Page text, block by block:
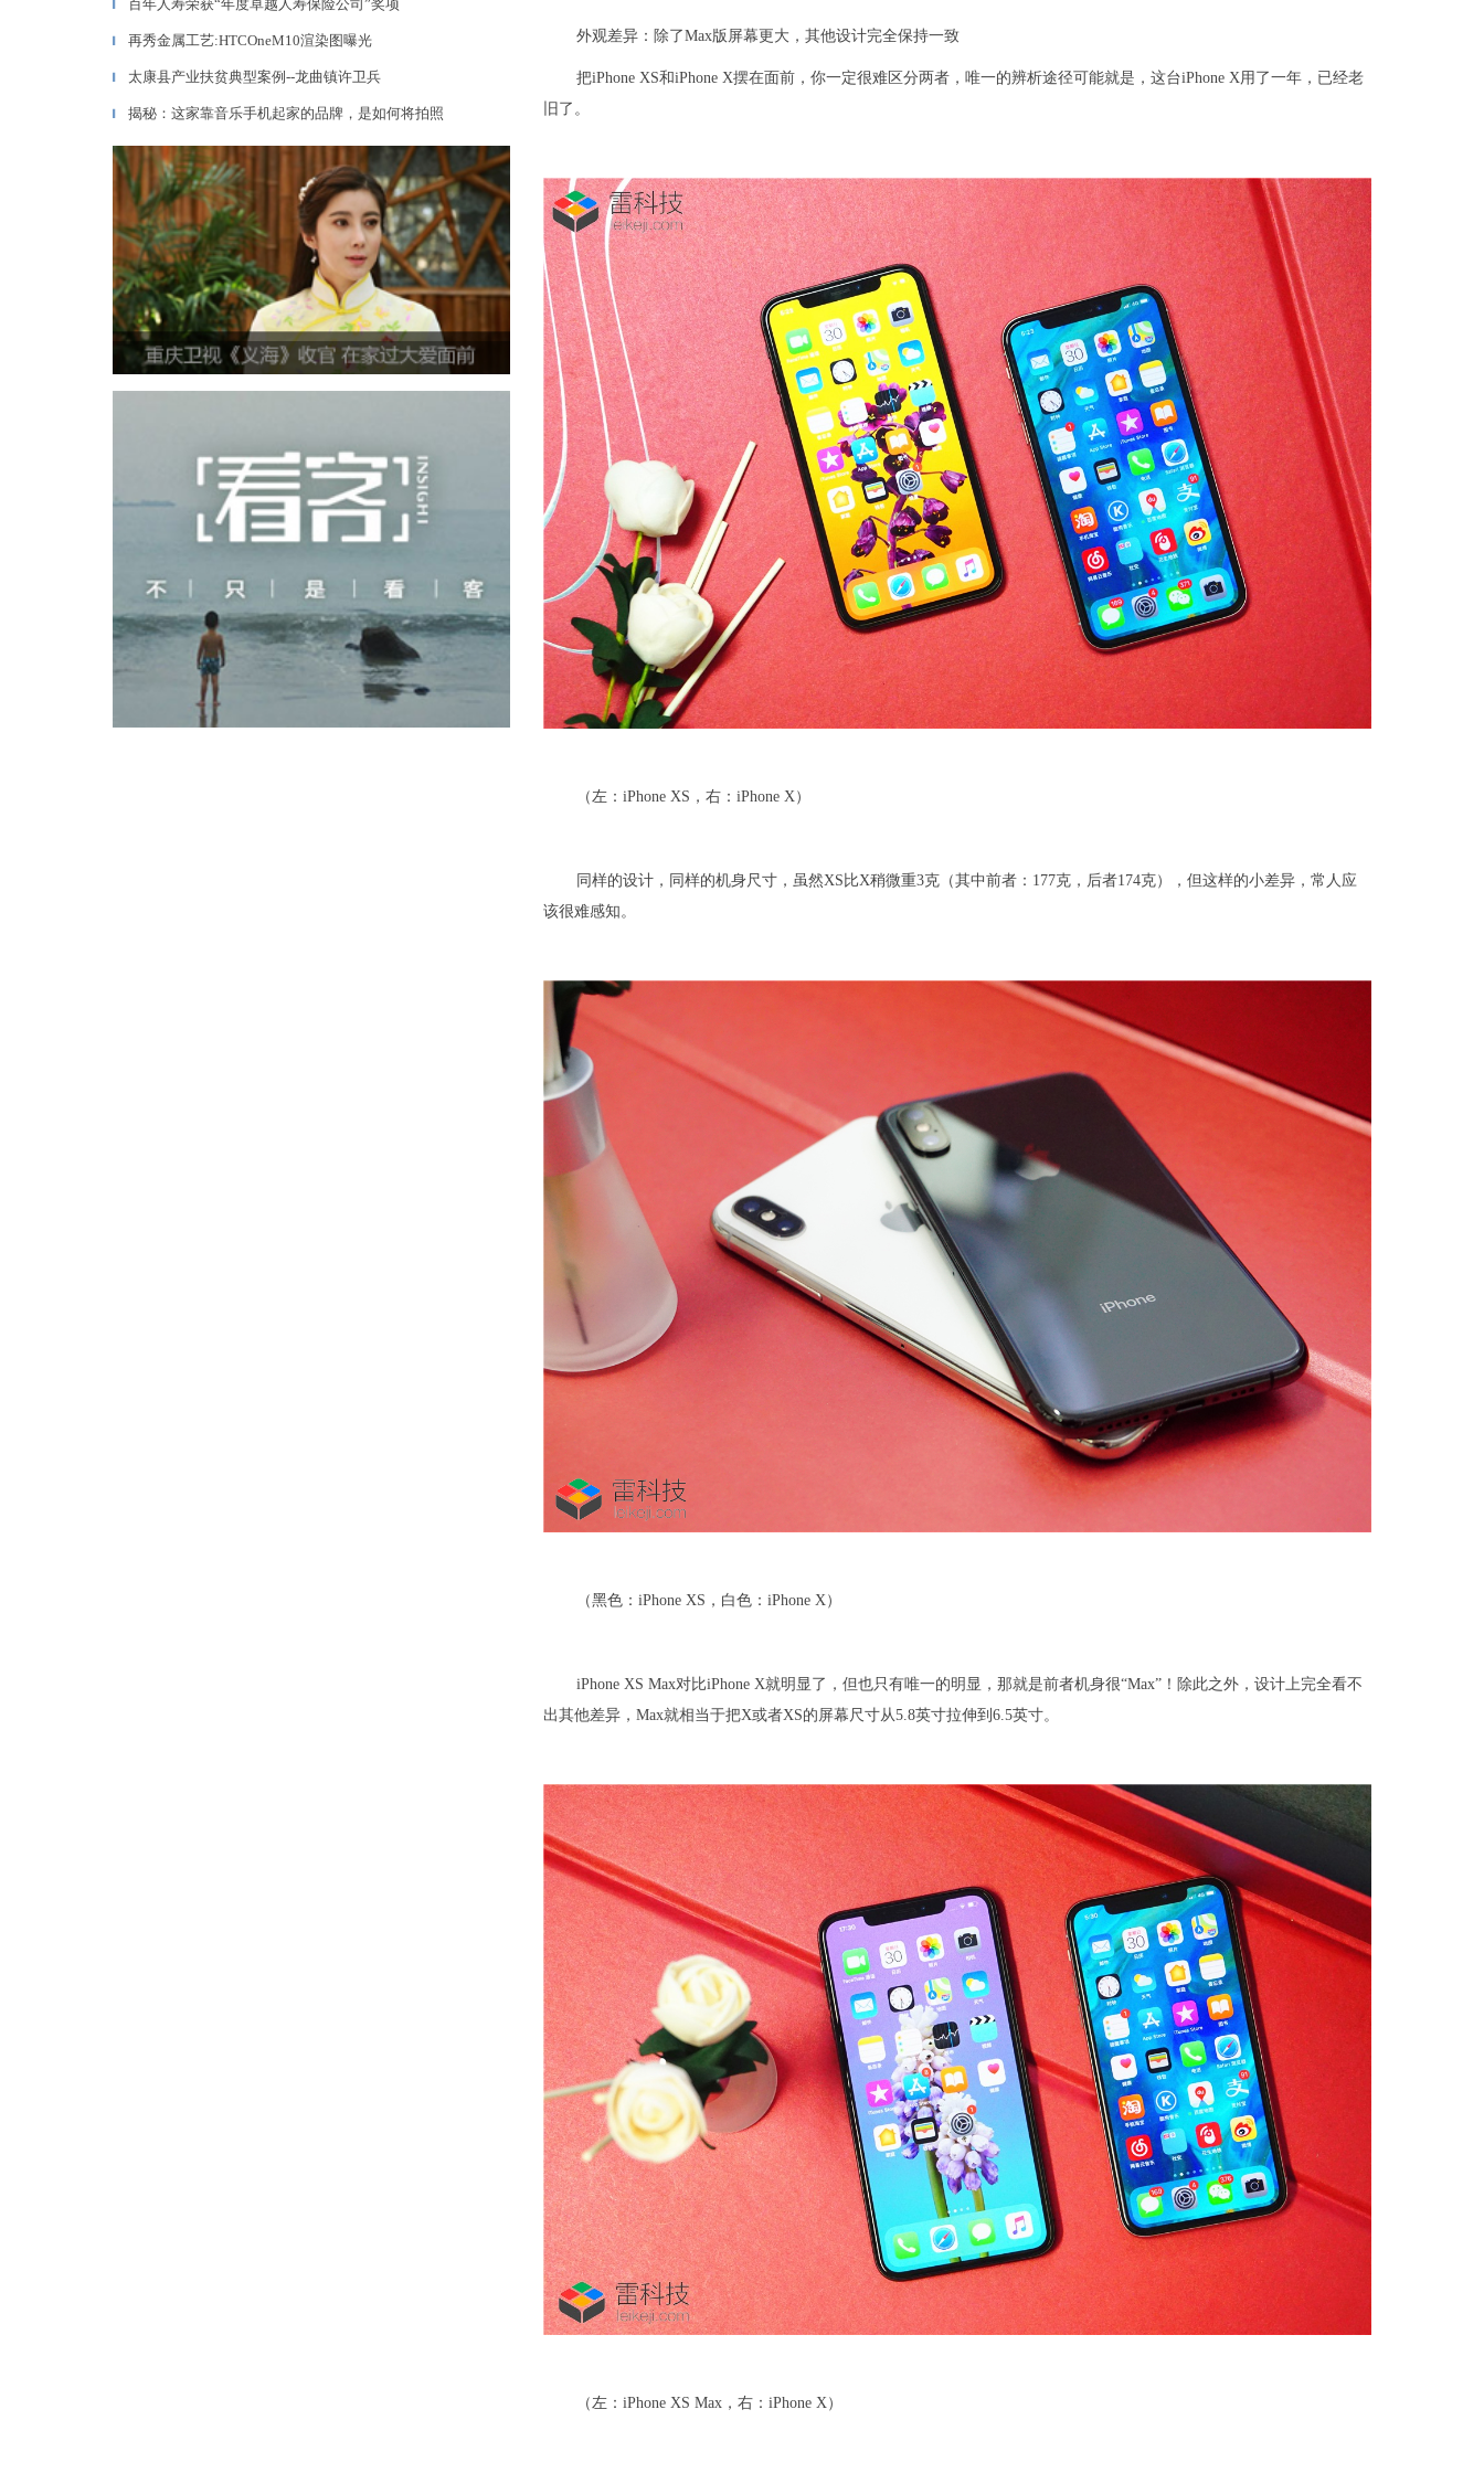
▎ 百年人寿荣获“年度卓越人寿保险公司”奖项
▎ 再秀金属工艺:HTCOneM10渲染图曝光
▎ 太康县产业扶贫典型案例--龙曲镇许卫兵
▎ 揭秘：这家靠音乐手机起家的品牌，是如何将拍照
外观差异：除了Max版屏幕更大，其他设计完全保持一致
把iPhone XS和iPhone X摆在面前，你一定很难区分两者，唯一的辨析途径可能就是，这台iPhone X用了一年，已经老
旧了。
（左：iPhone XS，右：iPhone X）
同样的设计，同样的机身尺寸，虽然XS比X稍微重3克（其中前者：177克，后者174克），但这样的小差异，常人应
该很难感知。
（黑色：iPhone XS，白色：iPhone X）
iPhone XS Max对比iPhone X就明显了，但也只有唯一的明显，那就是前者机身很“Max”！除此之外，设计上完全看不
出其他差异，Max就相当于把X或者XS的屏幕尺寸从5.8英寸拉伸到6.5英寸。
（左：iPhone XS Max，右：iPhone X）